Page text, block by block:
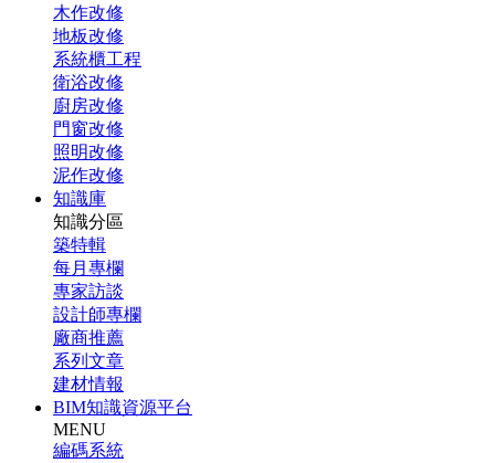
木作改修
地板改修
系統櫃工程
衛浴改修
廚房改修
門窗改修
照明改修
泥作改修
知識庫
知識分區
築特輯
每月專欄
專家訪談
設計師專欄
廠商推薦
系列文章
建材情報
BIM知識資源平台
MENU
編碼系統